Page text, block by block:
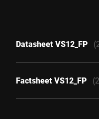
Datasheet VS12_FP
Factsheet VS12_FP